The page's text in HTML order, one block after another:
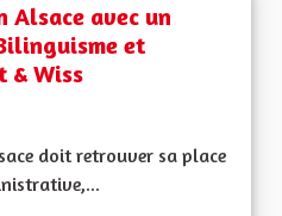
Alsace avec un
et
& Wiss
doit retrouver sa place